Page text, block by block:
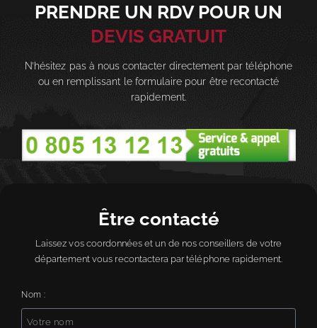
PRENDRE UN RDV POUR UN
DEVIS GRATUIT
N’hésitez pas à nous contacter directement par téléphone
ou en remplissant le formulaire pour être recontacté
rapidement.
Être contacté
Laissez vos coordonnées et un de nos conseillers de votre
département vous recontactera par téléphone rapidement.
Nom :